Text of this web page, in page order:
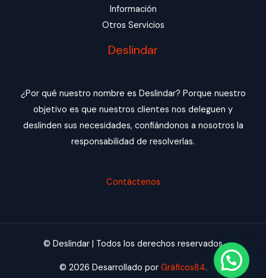
Información
Otros Servicios
Deslindar
¿Por qué nuestro nombre es Deslindar? Porque nuestro
objetivo es que nuestros clientes nos deleguen y
deslinden sus necesidades, confiándonos a nosotros la
responsabilidad de resolverlas.
Contáctenos
© Deslindar | Todos los derechos reservados
© 2026 Desarrollado por Gráficos84.